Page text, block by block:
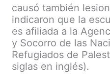
causó también
indicaron que la
es afiliada a la
y Socorro de las
Refugiados de
siglas en inglés).